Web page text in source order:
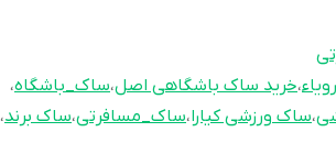
،خرید ساک باشگاهی اصل،ساک_باشگاه،
،ساک ورزشی کیارا،ساک_مسافرتی،ساک برند،